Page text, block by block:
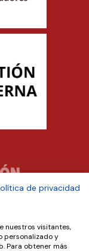
de privacidad
nuestros visitantes,
personalizado y
Para obtener más